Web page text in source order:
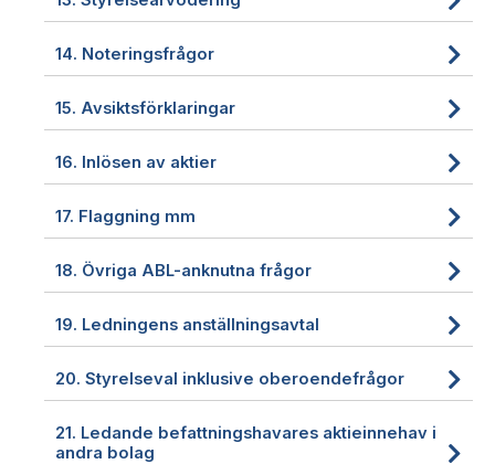
14. Noteringsfrågor
15. Avsiktsförklaringar
16. Inlösen av aktier
17. Flaggning mm
18. Övriga ABL-anknutna frågor
19. Ledningens anställningsavtal
20. Styrelseval inklusive oberoendefrågor
21. Ledande befattningshavares aktieinnehav i
andra bolag